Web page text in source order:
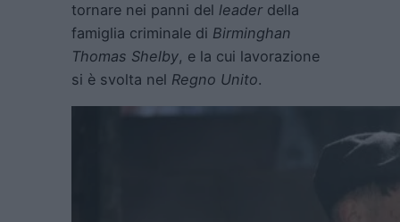
tornare nei panni del leaderdella
famiglia criminale di Birminghan
Thomas Shelby, e la cui lavorazione
si è svolta nel Regno Unito.